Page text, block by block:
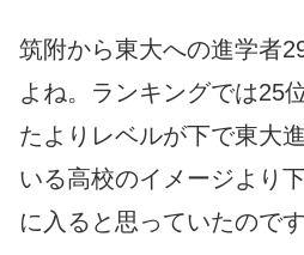
筑附から東大への進学者
よね。ランキングでは25
たよりレベルが下で東大
いる高校のイメージより
に入ると思っていたのです